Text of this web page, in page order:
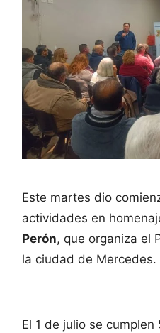
Este martes dio
actividades en
Perón, que organiza el
la ciudad de Mercedes.
El 1 de julio se